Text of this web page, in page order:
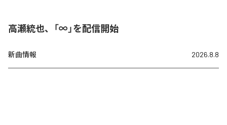
高瀬統也、「∞」を配信開始
新曲情報 2026.8.8